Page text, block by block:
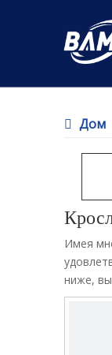
Дом
Имея
ниже,